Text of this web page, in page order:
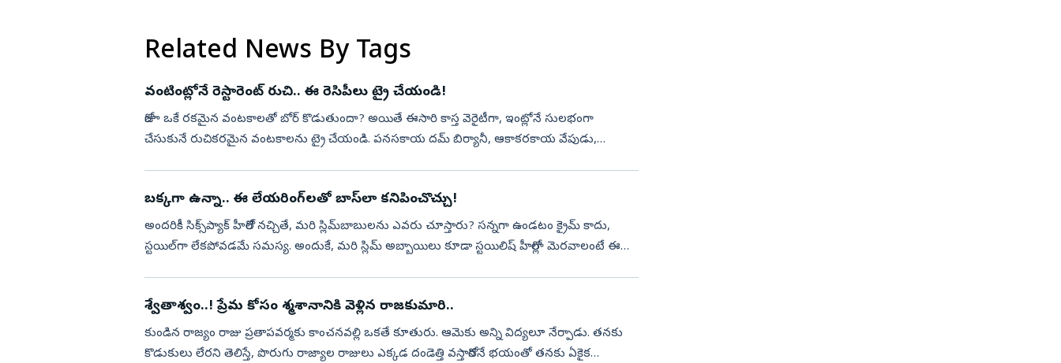
Related News By Tags
వంటింట్లోనే రెస్టారెంట్ రుచి.. ఈ రెసిపీలు ట్రై చేయండి!
రోజూ ఒకే రకమైన వంటకాలతో బోర్‌ కొడుతుందా? అయితే ఈసారి కాస్త వెరైటీగా, ఇంట్లోనే సులభంగా
చేసుకునే రుచికరమైన వంటకాలను ట్రై చేయండి. పనసకాయ దమ్‌ బిర్యానీ, ఆకాకరకాయ వేపుడు,
బక్కగా ఉన్నా.. ఈ లేయరింగ్‌లతో బాస్‌లా కనిపించొచ్చు!
అందరికీ సిక్స్‌ప్యాక్‌ హీరోలే నచ్చితే, మరి స్లిమ్‌బాబులను ఎవరు చూస్తారు? సన్నగా ఉండటం క్రైమ్‌ కాదు,
స్టయిల్‌గా లేకపోవడమే సమస్య. అందుకే, మరి స్లిమ్‌ అబ్బాయిలు కూడా స్టయిలిష్‌ హీరోల్లా మెరవాలంటే ఈ
శ్వేతాశ్వం..! ప్రేమ కోసం శ్మశానానికి వెళ్లిన రాజకుమారి..
కుండిన రాజ్యం రాజు ప్రతాపవర్మకు కాంచనవల్లి ఒకతే కూతురు. ఆమెకు అన్ని విద్యలూ నేర్పాడు. తనకు
కొడుకులు లేరని తెలిస్తే, పొరుగు రాజ్యాల రాజులు ఎక్కడ దండెత్తి వస్తారోననే భయంతో తనకు ఏకైక